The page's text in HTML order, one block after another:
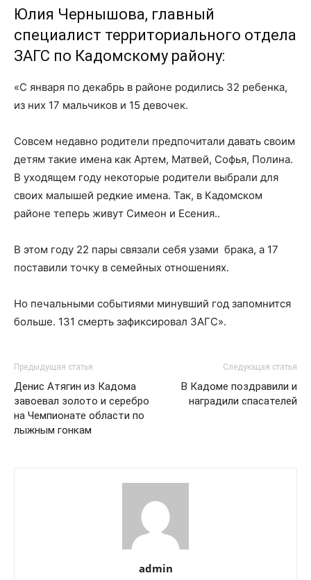
Юлия Чернышова, главный
специалист территориального отдела
ЗАГС по Кадомскому району:
«С января по декабрь в районе родились 32 ребенка,
из них 17 мальчиков и 15 девочек.
Совсем недавно родители предпочитали давать своим
детям такие имена как Артем, Матвей, Софья, Полина.
В уходящем году некоторые родители выбрали для
своих малышей редкие имена. Так, в Кадомском
районе теперь живут Симеон и Есения..
В этом году 22 пары связали себя узами брака, а 17
поставили точку в семейных отношениях.
Но печальными событиями минувший год запомнится
больше. 131 смерть зафиксировал ЗАГС».
Предыдущая статья
Денис Атягин из Кадома
завоевал золото и серебро
на Чемпионате области по
лыжным гонкам
Следующая статья
В Кадоме поздравили и
наградили спасателей
admin